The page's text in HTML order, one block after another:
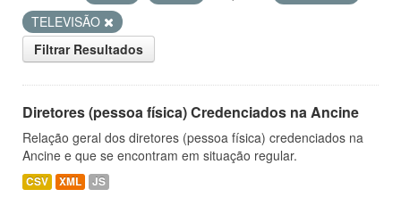
TELEVISÃO
Filtrar Resultados
Diretores (pessoa física) Credenciados na Ancine
Relação geral dos diretores (pessoa física) credenciados na
Ancine e que se encontram em situação regular.
CSV XML JS